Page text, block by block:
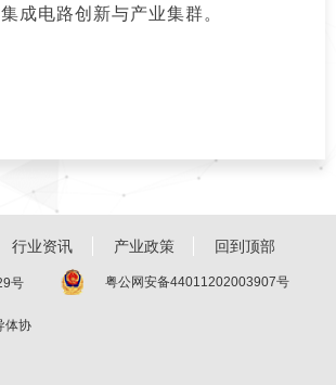
成电路创新与产业集群。
行业资讯 产业政策 回到顶部
号
体协
粤公网安备44011202003907号